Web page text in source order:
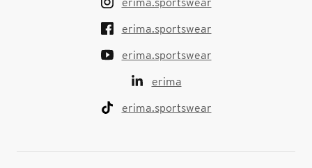
erima.sportswear
erima.sportswear
erima
erima.sportswear